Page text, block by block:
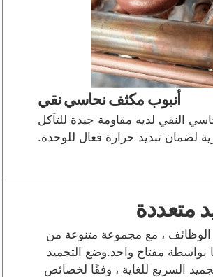
أنبوب مكثف نحاسي نقي
النقي لديه مقاومة جيدة للتآكل
لضمان تبديد حرارة فعال للوحدة.
متعددة
الوظائف ، مع مجموعة متنوعة من
بواسطة مفتاح واحد.وضع التجميد
السريع للغاية ، وفقًا لخصائص